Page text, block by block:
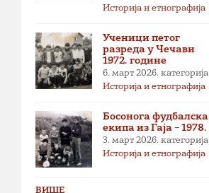
Историја и етнографија
Ученици петог
разреда у Чечави
1972. године
6. март 2026. категорија
Историја и етнографија
Босонога фудбалска
екипа из Гаја – 1978.
3. март 2026. категорија
Историја и етнографија
ВИШЕ